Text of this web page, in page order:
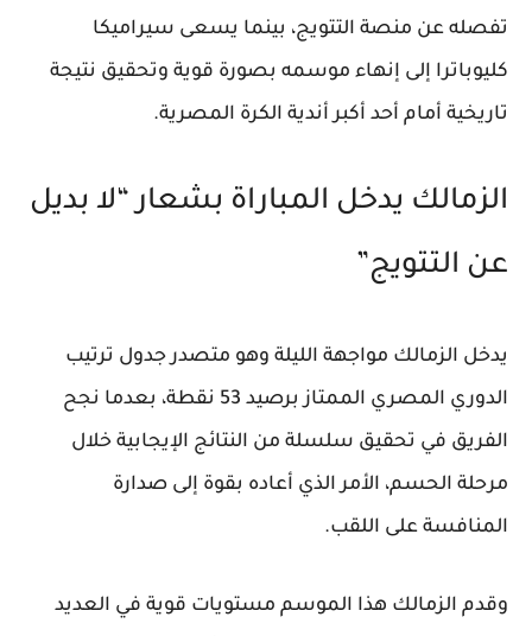
تفصله عن منصة التتويج، بينما يسعى سيراميكا
كليوباترا إلى إنهاء موسمه بصورة قوية وتحقيق نتيجة
تاريخية أمام أحد أكبر أندية الكرة المصرية.
الزمالك يدخل المباراة بشعار “لا بديل
عن التتويج”
يدخل الزمالك مواجهة الليلة وهو متصدر جدول ترتيب
الدوري المصري الممتاز برصيد 53 نقطة، بعدما نجح
الفريق في تحقيق سلسلة من النتائج الإيجابية خلال
مرحلة الحسم، الأمر الذي أعاده بقوة إلى صدارة
المنافسة على اللقب.
وقدم الزمالك هذا الموسم مستويات قوية في العديد